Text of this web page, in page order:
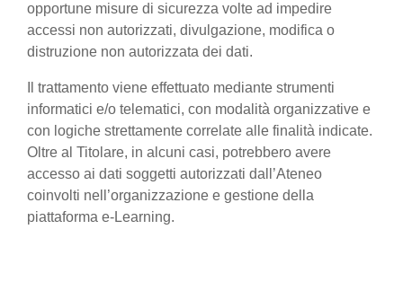
opportune misure di sicurezza volte ad impedire
accessi non autorizzati, divulgazione, modifica o
distruzione non autorizzata dei dati.
Il trattamento viene effettuato mediante strumenti
informatici e/o telematici, con modalità organizzative e
con logiche strettamente correlate alle finalità indicate.
Oltre al Titolare, in alcuni casi, potrebbero avere
accesso ai dati soggetti autorizzati dall’Ateneo
coinvolti nell’organizzazione e gestione della
piattaforma e-Learning.